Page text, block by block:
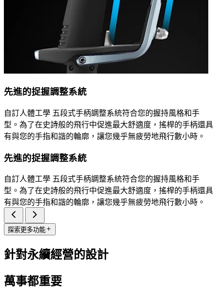
先進的捉握調整系統
自訂人體工學 五段式手柄調整系統符合您的握持風格和手
型。為了在史詩般的飛行中促進最大舒適度，搖桿的手柄還具
有與您的手指和諧的輪廓，讓您幾乎無疲勞地飛行數小時。
先進的捉握調整系統
自訂人體工學 五段式手柄調整系統符合您的握持風格和手
型。為了在史詩般的飛行中促進最大舒適度，搖桿的手柄還具
有與您的手指和諧的輪廓，讓您幾乎無疲勞地飛行數小時。
探索更多功能
針對永續經營的設計
萬事都重要